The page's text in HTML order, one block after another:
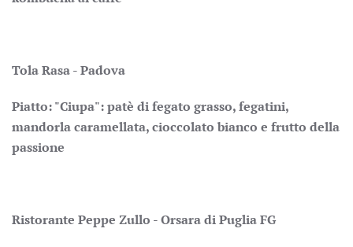
Tola Rasa - Padova
Piatto: "Ciupa": patè di fegato grasso, fegatini,
mandorla caramellata, cioccolato bianco e frutto della
passione
Ristorante Peppe Zullo - Orsara di Puglia FG